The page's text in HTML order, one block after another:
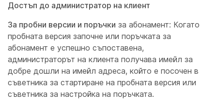
Достъп до администратор на клиент
За пробни версии и поръчки за абонамент: Когато
пробната версия започне или поръчката за
абонамент е успешно съпоставена,
администраторът на клиента получава имейл за
добре дошли на имейл адреса, който е посочен в
съветника за стартиране на пробната версия или
съветника за настройка на поръчката.